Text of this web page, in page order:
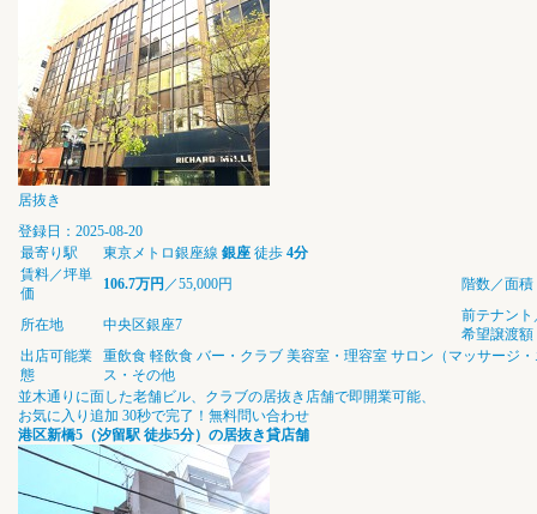
居抜き
登録日：2025-08-20
最寄り駅
東京メトロ銀座線 銀座 徒歩 4分
賃料／坪単
価
106.7万円 ／55,000円 階数／面積
所在地 中央区銀座7
前テナント
希望譲渡額
出店可能業
態
重飲食 軽飲食 バー・クラブ 美容室・理容室 サロン（マッサージ
ス・その他
並木通りに面した老舗ビル、クラブの居抜き店舗で即開業可能、
お気に入り追加 30秒で完了！無料問い合わせ
港区新橋5（汐留駅 徒歩5分）の居抜き貸店舗